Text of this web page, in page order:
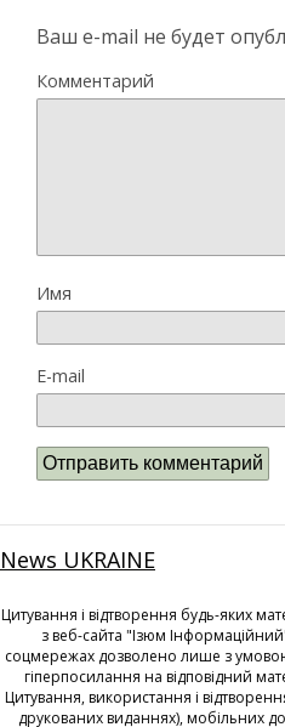
Ваш e-mail не будет
Комментарий
Имя
E-mail
News UKRAINE
Цитування і відтворення будь-яких
з веб-сайта "Ізюм
соцмережах дозволено лише з
гіперпосилання на відповідний
Цитування, використання і
друкованих виданнях), мобільних